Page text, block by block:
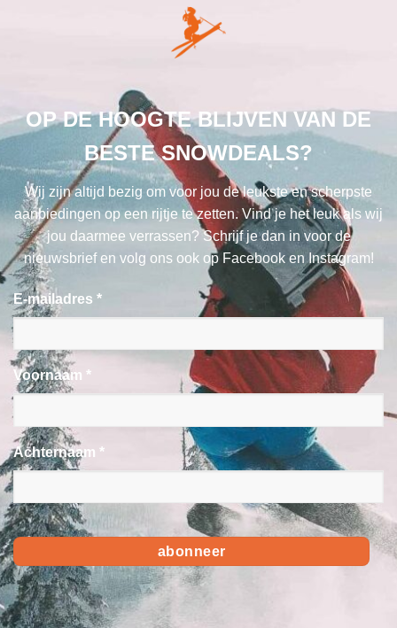
OP DE HOOGTE BLIJVEN VAN DE
BESTE SNOWDEALS?
Wij zijn altijd bezig om voor jou de leukste en scherpste
aanbiedingen op een rijtje te zetten. Vind je het leuk als wij
jou daarmee verrassen? Schrijf je dan in voor de
nieuwsbrief en volg ons ook op Facebook en Instagram!
E-mailadres *
Voornaam *
Achternaam *